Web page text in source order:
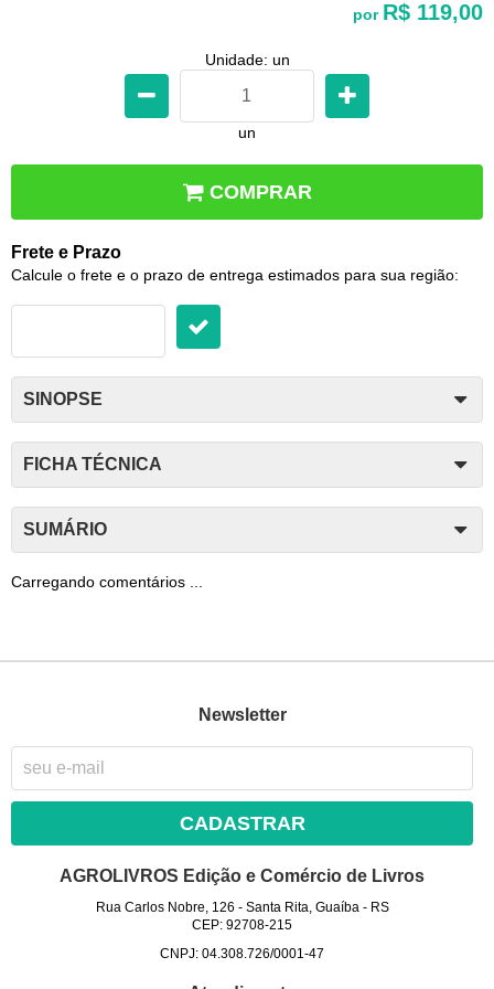
por R$ 119,00
Unidade: un
un
COMPRAR
Frete e Prazo
Calcule o frete e o prazo de entrega estimados para sua região:
SINOPSE
FICHA TÉCNICA
SUMÁRIO
Carregando comentários ...
Newsletter
CADASTRAR
AGROLIVROS Edição e Comércio de Livros
Rua Carlos Nobre, 126 - Santa Rita, Guaíba- RS
CEP: 92708-215
CNPJ: 04.308.726/0001-47